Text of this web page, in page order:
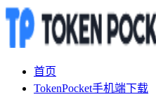
首页
TokenPocket手机端下载